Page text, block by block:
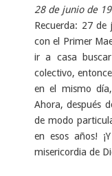
28 de junio de
Recuerda: 27
con el Primer
ir a casa
colectivo,
en el mismo
Ahora, después
de modo
en esos años!
misericordia de